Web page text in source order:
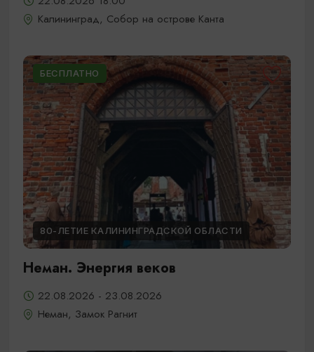
Калининград, Собор на острове Канта
БЕСПЛАТНО
80-ЛЕТИЕ КАЛИНИНГРАДСКОЙ ОБЛАСТИ
Неман. Энергия веков
22.08.2026 - 23.08.2026
Неман, Замок Рагнит